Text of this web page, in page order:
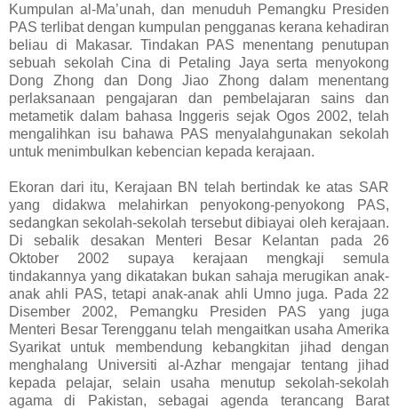
Kumpulan al-Ma’unah, dan menuduh Pemangku Presiden
PAS terlibat dengan kumpulan pengganas kerana kehadiran
beliau di Makasar. Tindakan PAS menentang penutupan
sebuah sekolah Cina di Petaling Jaya serta menyokong
Dong Zhong dan Dong Jiao Zhong dalam menentang
perlaksanaan pengajaran dan pembelajaran sains dan
metametik dalam bahasa Inggeris sejak Ogos 2002, telah
mengalihkan isu bahawa PAS menyalahgunakan sekolah
untuk menimbulkan kebencian kepada kerajaan.
Ekoran dari itu, Kerajaan BN telah bertindak ke atas SAR
yang didakwa melahirkan penyokong-penyokong PAS,
sedangkan sekolah-sekolah tersebut dibiayai oleh kerajaan.
Di sebalik desakan Menteri Besar Kelantan pada 26
Oktober 2002 supaya kerajaan mengkaji semula
tindakannya yang dikatakan bukan sahaja merugikan anak-
anak ahli PAS, tetapi anak-anak ahli Umno juga. Pada 22
Disember 2002, Pemangku Presiden PAS yang juga
Menteri Besar Terengganu telah mengaitkan usaha Amerika
Syarikat untuk membendung kebangkitan jihad dengan
menghalang Universiti al-Azhar mengajar tentang jihad
kepada pelajar, selain usaha menutup sekolah-sekolah
agama di Pakistan, sebagai agenda terancang Barat